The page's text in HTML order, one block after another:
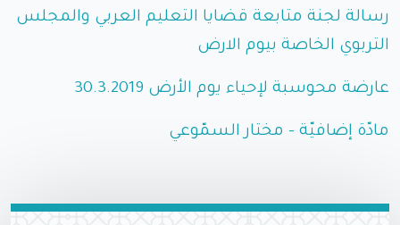
رسالة لجنة متابعة قضايا التعليم العربي والمجلس
التربوي الخاصة بيوم الارض
عارضة محوسبة لإحياء يوم الأرض 30.3.2019
مادّة إضافيّة – مختار السمّوعي